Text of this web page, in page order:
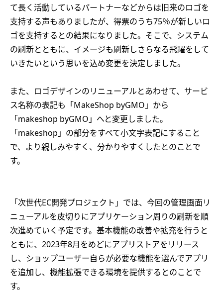
て長く活動しているパートナーなどからは旧来のロゴを
支持する声もありましたが、得票のうち75％が新しいロ
ゴを支持するとの結果になりました。そこで、システム
の刷新とともに、イメージも刷新しさらなる飛躍をして
いきたいという思いを込め変更を決定しました。
また、ロゴデザインのリニューアルとあわせて、サービ
ス名称の表記も「MakeShop byGMO」から
「makeshop byGMO」へと変更しました。
「makeshop」の部分をすべて小文字表記にすること
で、より親しみやすく、分かりやすくしたとのことで
す。
「次世代EC開発プロジェクト」では、今回の管理画面リ
ニューアルを皮切りにアプリケーション周りの刷新を順
次進めていく予定です。基本機能の改善や拡充を行うと
ともに、2023年8月をめどにアプリストアをリリース
し、ショップユーザー自らが必要な機能を選んでアプリ
を追加し、機能拡張できる環境を提供するとのことで
す。